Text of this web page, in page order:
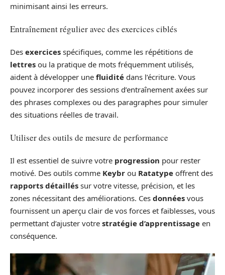
minimisant ainsi les erreurs.
Entraînement régulier avec des exercices ciblés
Des exercices spécifiques, comme les répétitions de
lettres ou la pratique de mots fréquemment utilisés,
aident à développer une fluidité dans l’écriture. Vous
pouvez incorporer des sessions d’entraînement axées sur
des phrases complexes ou des paragraphes pour simuler
des situations réelles de travail.
Utiliser des outils de mesure de performance
Il est essentiel de suivre votre progression pour rester
motivé. Des outils comme Keybr ou Ratatype offrent des
rapports détaillés sur votre vitesse, précision, et les
zones nécessitant des améliorations. Ces données vous
fournissent un aperçu clair de vos forces et faiblesses, vous
permettant d’ajuster votre stratégie d’apprentissage en
conséquence.